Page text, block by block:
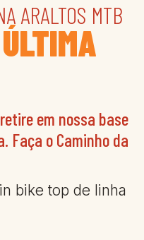
ARALTOS MTB
ÚLTIMA
em nossa base
Faça o Caminho da
bike top de linha